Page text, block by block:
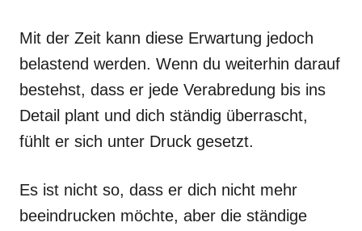
Mit der Zeit kann diese Erwartung jedoch
belastend werden. Wenn du weiterhin darauf
bestehst, dass er jede Verabredung bis ins
Detail plant und dich ständig überrascht,
fühlt er sich unter Druck gesetzt.
Es ist nicht so, dass er dich nicht mehr
beeindrucken möchte, aber die ständige